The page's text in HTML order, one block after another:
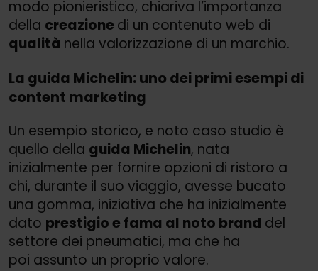
modo pionieristico, chiariva l’importanza
della creazione di un contenuto web di
qualità nella valorizzazione di un marchio.
La guida Michelin: uno dei primi esempi di
content marketing
Un esempio storico, e noto caso studio è
quello della guida Michelin, nata
inizialmente per fornire opzioni di ristoro a
chi, durante il suo viaggio, avesse bucato
una gomma, iniziativa che ha inizialmente
dato prestigio e fama al noto brand del
settore dei pneumatici, ma che ha
poi assunto un proprio valore.